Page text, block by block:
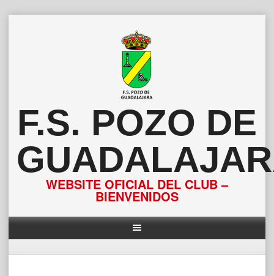
F.S. POZO DE
WEBSITE OFICIAL DEL CLUB –
BIENVENIDOS